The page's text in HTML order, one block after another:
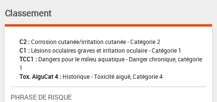
Classement
C2 :Corrosion cutanée/irritation cutanée - Catégorie 2
C1 : Lésions oculaires graves et irritation oculaire - Catégorie 1
TCC1 : Dangers pour le milieu aquatique - Danger chronique, catégorie
1
Tox. AiguCat 4 : Historique - Toxicité aiguë, Catégorie 4
PHRASE DE RISQUE